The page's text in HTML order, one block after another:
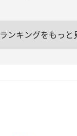
ランキングをもっと